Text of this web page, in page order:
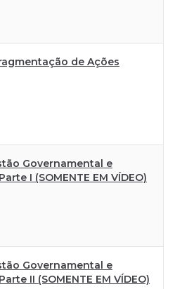
de Ações
Governamental e
I (SOMENTE EM VÍDEO)
Governamental e
II (SOMENTE EM VÍDEO)